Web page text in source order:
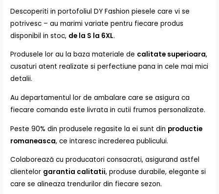
Descoperiti in portofoliul DY Fashion piesele care vi se
potrivesc – au marimi variate pentru fiecare produs
disponibil in stoc, de la S la 6XL.
Produsele lor au la baza materiale de calitate superioara,
cusaturi atent realizate si perfectiune pana in cele mai mici
detalii.
Au departamentul lor de ambalare care se asigura ca
fiecare comanda este livrata in cutii frumos personalizate.
Peste 90% din produsele regasite la ei sunt din productie
romaneasca, ce intaresc increderea publicului.
Colaborează cu producatori consacrati, asigurand astfel
clientelor garantia calitatii, produse durabile, elegante si
care se alineaza trendurilor din fiecare sezon.